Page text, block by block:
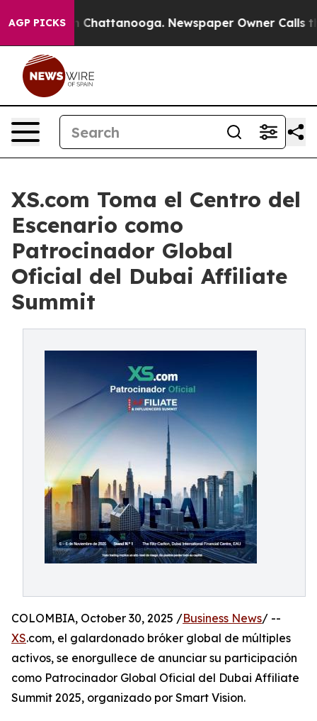
AGP PICKSin Chattanooga. Newspaper Owner Calls the
XS.com Toma el Centro del
Escenario como
Patrocinador Global
Oficial del Dubai Affiliate
Summit
COLOMBIA, October 30, 2025 /Business News/ --
XS.com, el galardonado bróker global de múltiples
activos, se enorgullece de anunciar su participación
como Patrocinador Global Oficial del Dubai Affiliate
Summit 2025, organizado por Smart Vision.